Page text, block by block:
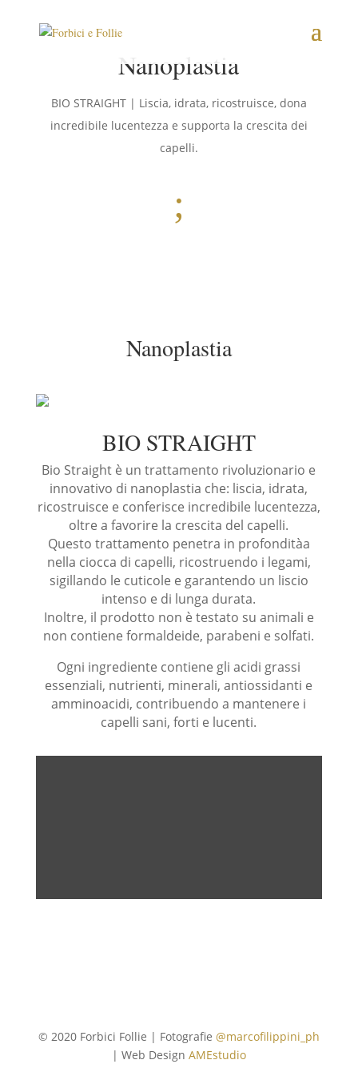
Nanoplastia
BIO STRAIGHT | Liscia, idrata, ricostruisce, dona
incredibile lucentezza e supporta la crescita dei
capelli.
;
Nanoplastia
BIO STRAIGHT
Bio Straight è un trattamento rivoluzionario e
innovativo di nanoplastia che: liscia, idrata,
ricostruisce e conferisce incredibile lucentezza,
oltre a favorire la crescita del capelli.
Questo trattamento penetra in profonditàa
nella ciocca di capelli, ricostruendo i legami,
sigillando le cuticole e garantendo un liscio
intenso e di lunga durata.
Inoltre, il prodotto non è testato su animali e
non contiene formaldeide, parabeni e solfati.
Ogni ingrediente contiene gli acidi grassi
essenziali, nutrienti, minerali, antiossidanti e
amminoacidi, contribuendo a mantenere i
capelli sani, forti e lucenti.
© 2020 Forbici Follie | Fotografie @marcofilippini_ph
| Web Design AMEstudio